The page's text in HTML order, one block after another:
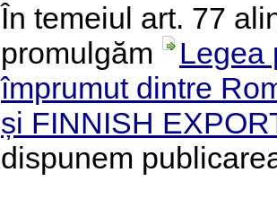
În temeiul art. 77
promulgăm
Legea
împrumut dintre
și FINNISH
dispunem